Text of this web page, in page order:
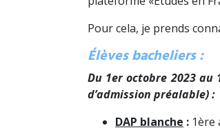
Pour cela, je prends
Élèves bacheliers :
Du 1er octobre 2023au
d’admission préalable) :
DAP blanche : 1ère